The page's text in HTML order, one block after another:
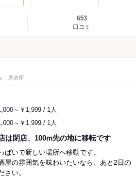
653
口コミ
、居酒屋
～￥1,999 / 1人
～￥1,999 / 1人
は閉店、100m先の地に移転です
ぱいで新しい場所へ移動です。
屋の雰囲気を味わいたいなら、あと2日の
さい。